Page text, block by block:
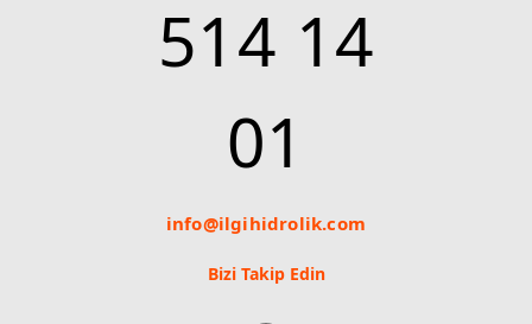
514 14
01
info@ilgihidrolik.com
Bizi Takip Edin